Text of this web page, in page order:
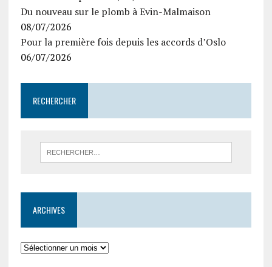
Du nouveau sur le plomb à Evin-Malmaison
08/07/2026
Pour la première fois depuis les accords d’Oslo
06/07/2026
RECHERCHER
ARCHIVES